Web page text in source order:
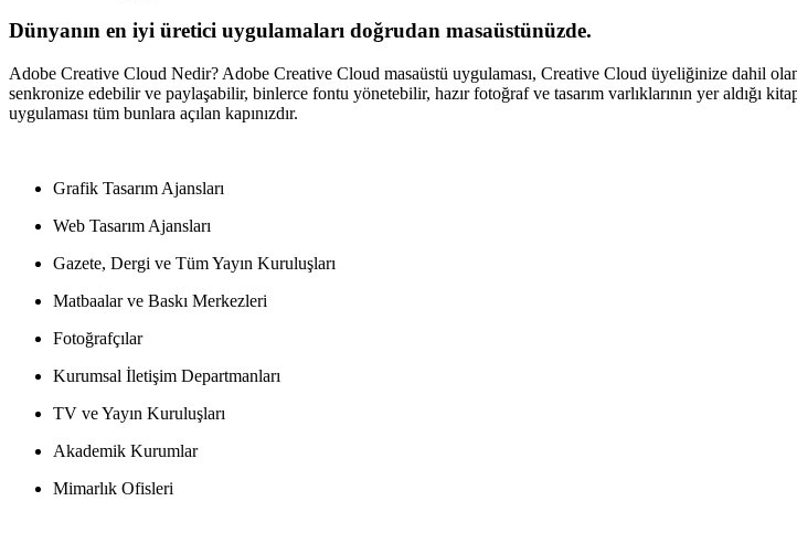
Dünyanın en iyi üretici uygulamaları doğrudan masaüstünüzde.
Adobe Creative Cloud Nedir? Adobe Creative Cloud masaüstü uygulaması, Creative Cloud üyeliğinize dahil
senkronize edebilir ve paylaşabilir, binlerce fontu yönetebilir, hazır fotoğraf ve tasarım varlıklarının yer aldığı
uygulaması tüm bunlara açılan kapınızdır.
Grafik Tasarım Ajansları
Web Tasarım Ajansları
Gazete, Dergi ve Tüm Yayın Kuruluşları
Matbaalar ve Baskı Merkezleri
Fotoğrafçılar
Kurumsal İletişim Departmanları
TV ve Yayın Kuruluşları
Akademik Kurumlar
Mimarlık Ofisleri